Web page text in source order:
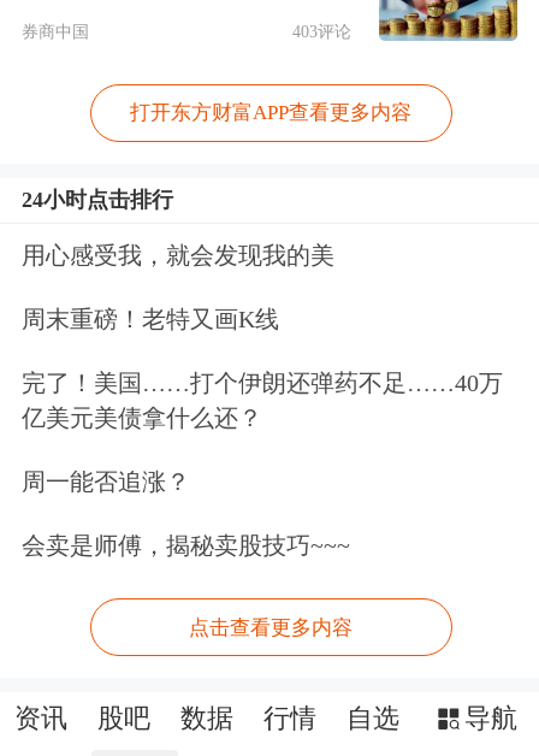
券商中国 403评论
打开东方财富APP查看更多内容
24小时点击排行
用心感受我，就会发现我的美
周末重磅！老特又画K线
完了！美国……打个伊朗还弹药不足……40万
亿美元美债拿什么还？
周一能否追涨？
会卖是师傅，揭秘卖股技巧~~~
点击查看更多内容
资讯 股吧 数据 行情 自选 导航